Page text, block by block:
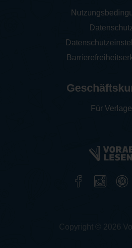
Für Verlage
Copyright © 2026